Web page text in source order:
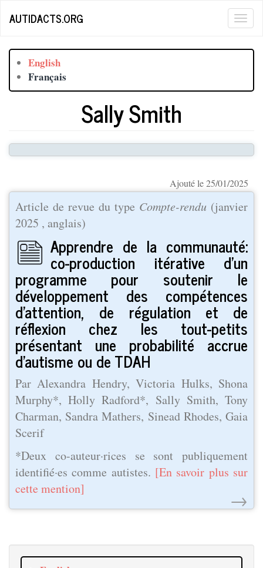
AUTIDACTS.ORG
English
Français
Sally Smith
Ajouté le 25/01/2025
Article de revue du type Compte-rendu (janvier
2025 , anglais)
Apprendre de la communauté:
co-production itérative d'un
programme pour soutenir le
développement des compétences
d'attention, de régulation et de
réflexion chez les tout-petits
présentant une probabilité accrue
d'autisme ou de TDAH
Par Alexandra Hendry, Victoria Hulks, Shona
Murphy*, Holly Radford*, Sally Smith, Tony
Charman, Sandra Mathers, Sinead Rhodes, Gaia
Scerif
*Deux co-auteur·rices se sont publiquement
identifié·es comme autistes. [En savoir plus sur
cette mention]
→